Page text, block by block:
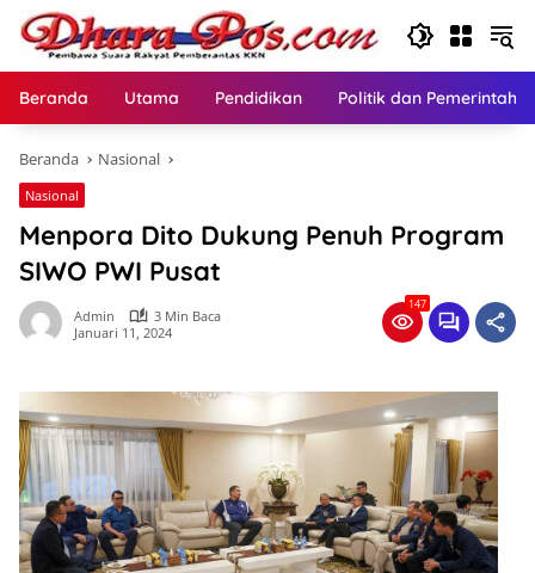
Langsung
konten
Beranda Utama Pendidikan Politik dan
Beranda Nasional
Nasional
Menpora Dito Dukung Penuh Program
SIWO PWI Pusat
Admin
3 Min Baca
Januari 11, 2024
147